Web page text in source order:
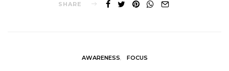
SHARE
AWARENESS FOCUS